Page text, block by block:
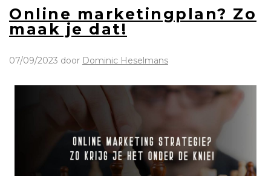
Online marketingplan? Zo
maak je dat!
07/09/2023 door Dominic Heselmans